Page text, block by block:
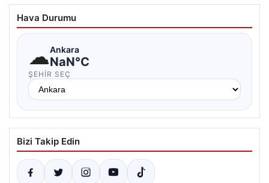
Hava Durumu
☁Ankara
NaN°C
ŞEHIR SEÇ
Bizi Takip Edin